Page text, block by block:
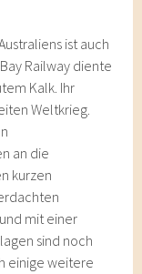
ist auch
Railway diente
Kalk. Ihr
Weltkrieg.
an die
kurzen
mit einer
sind noch
einige weitere